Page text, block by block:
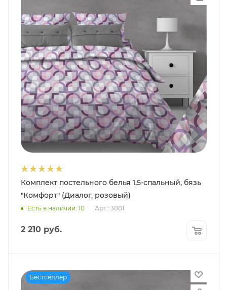
Комплект постельного белья 1,5-спальный, бязь
"Комфорт" (Диалог, розовый)
Есть в наличии: 10 Арт.: 3001
2 210 руб.
Бестселлер